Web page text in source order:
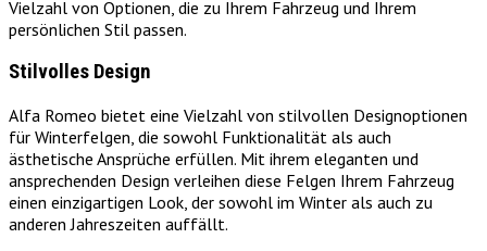
Vielzahl von Optionen, die zu Ihrem Fahrzeug und Ihrem
persönlichen Stil passen.
Stilvolles Design
Alfa Romeo bietet eine Vielzahl von stilvollen Designoptionen
für Winterfelgen, die sowohl Funktionalität als auch
ästhetische Ansprüche erfüllen. Mit ihrem eleganten und
ansprechenden Design verleihen diese Felgen Ihrem Fahrzeug
einen einzigartigen Look, der sowohl im Winter als auch zu
anderen Jahreszeiten auffällt.